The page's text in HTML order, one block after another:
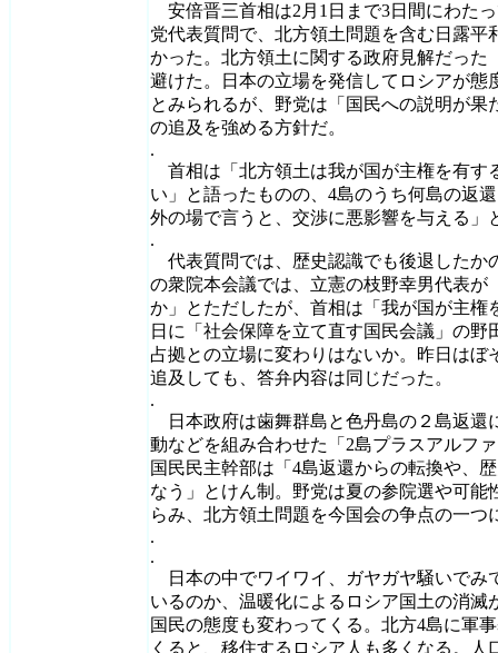
安倍晋三首相は2月1日まで3日間にわた
党代表質問で、北方領土問題を含む日露平
かった。北方領土に関する政府見解だった
避けた。日本の立場を発信してロシアが態
とみられるが、野党は「国民への説明が
の追及を強める方針だ。
.
首相は「北方領土は我が国が主権を有す
い」と語ったものの、4島のうち何島の返
外の場で言うと、交渉に悪影響を与える」
.
代表質問では、歴史認識でも後退したか
の衆院本会議では、立憲の枝野幸男代表が
か」とただしたが、首相は「我が国が主権
日に「社会保障を立て直す国民会議」の
占拠との立場に変わりはないか。昨日はぼ
追及しても、答弁内容は同じだった。
.
日本政府は歯舞群島と色丹島の２島返還
動などを組み合わせた「2島プラスアルフ
国民民主幹部は「4島返還からの転換や、
なう」とけん制。野党は夏の参院選や可能
らみ、北方領土問題を今国会の争点の一つ
.
.
日本の中でワイワイ、ガヤガヤ騒いでみ
いるのか、温暖化によるロシア国土の消滅
国民の態度も変わってくる。北方4島に軍
くると、移住するロシア人も多くなる。